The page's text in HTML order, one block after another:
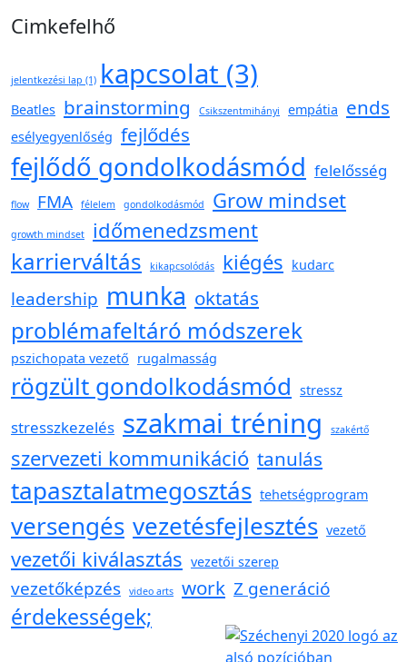
Cimkefelhő
jelentkezési lap (1) kapcsolat (3)
Beatles brainstorming Csikszentmihányi empátia ends
esélyegyenlőség fejlődés
fejlődő gondolkodásmód felelősség
flow FMA félelem gondolkodásmód Grow mindset
growth mindset időmenedzsment
karrierváltás kikapcsolódás kiégés kudarc
leadership munka oktatás
problémafeltáró módszerek
pszichopata vezető rugalmasság
rögzült gondolkodásmód stressz
stresszkezelés szakmai tréning szakértő
szervezeti kommunikáció tanulás
tapasztalatmegosztás tehetségprogram
versengés vezetésfejlesztés vezető
vezetői kiválasztás vezetői szerep
vezetőképzés video arts work Z generáció
érdekességek;